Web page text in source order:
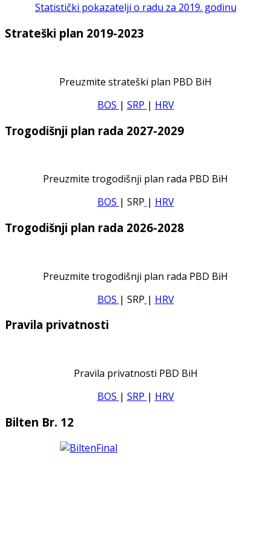
Statistički pokazatelji o radu za 2019. godinu
Strateški plan 2019-2023
Preuzmite strateški plan PBD BiH
BOS | SRP | HRV
Trogodišnji plan rada 2027-2029
Preuzmite trogodišnji plan rada PBD BiH
BOS | SRP | HRV
Trogodišnji plan rada 2026-2028
Preuzmite trogodišnji plan rada PBD BiH
BOS | SRP | HRV
Pravila privatnosti
Pravila privatnosti PBD BiH
BOS | SRP | HRV
Bilten Br. 12